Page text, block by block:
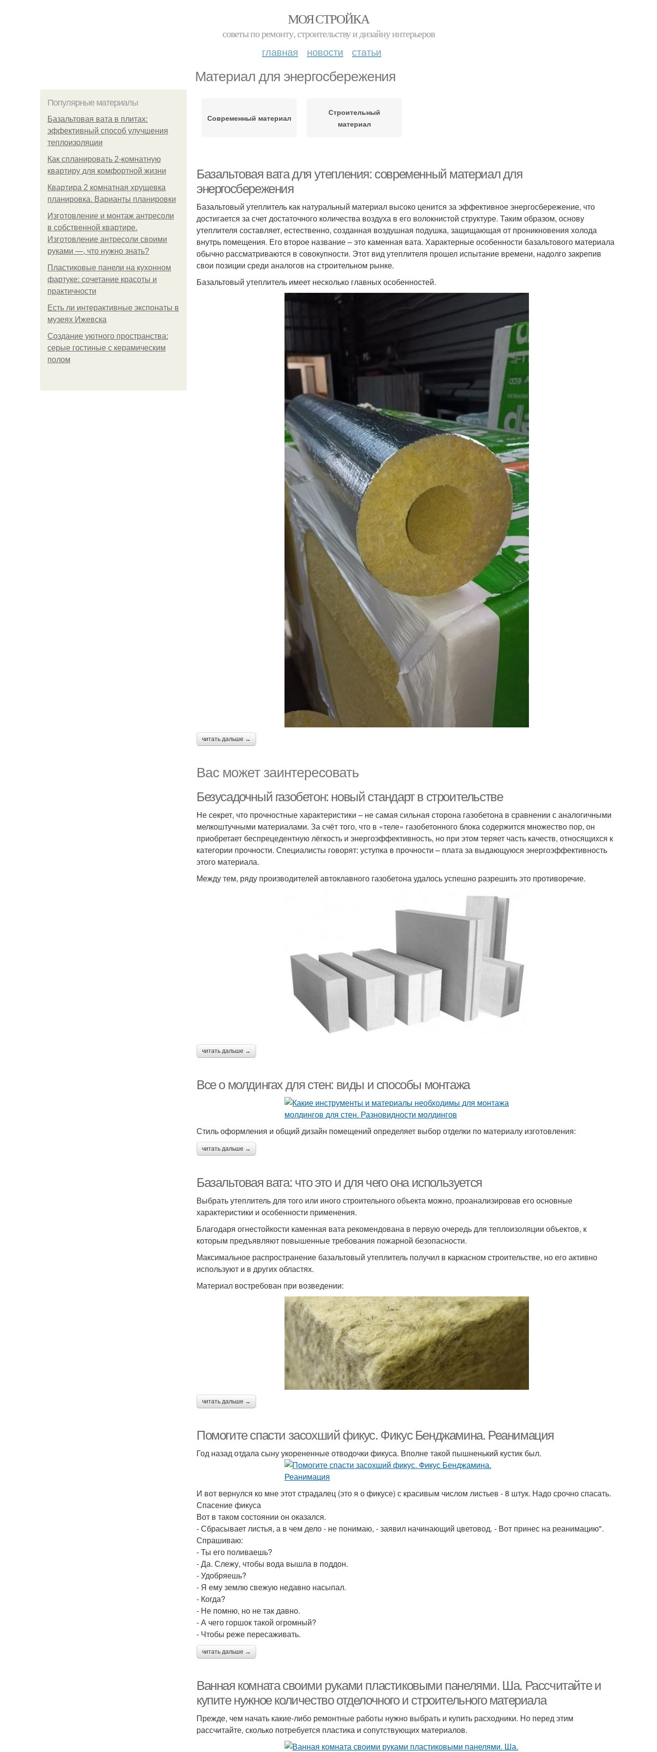
МОЯ СТРОЙКА
советы по ремонту, строительству и дизайну интерьеров
главная новости статьи
Материал для энергосбережения
Популярные материалы
Базальтовая вата в плитах:
эффективный способ улучшения
теплоизоляции
Как спланировать 2-комнатную
квартиру для комфортной жизни
Квартира 2 комнатная хрущевка
планировка. Варианты планировки
Изготовление и монтаж антресоли
в собственной квартире.
Изготовление антресоли своими
руками —, что нужно знать?
Пластиковые панели на кухонном
фартуке: сочетание красоты и
практичности
Есть ли интерактивные экспонаты в
музеях Ижевска
Создание уютного пространства:
серые гостиные с керамическим
полом
Современный материал
Строительный
материал
Базальтовая вата для утепления: современный материал для
энергосбережения
Базальтовый утеплитель как натуральный материал высоко ценится за эффективное энергосбережение, что
достигается за счет достаточного количества воздуха в его волокнистой структуре. Таким образом, основу
утеплителя составляет, естественно, созданная воздушная подушка, защищающая от проникновения холода
внутрь помещения. Его второе название – это каменная вата. Характерные особенности базальтового материала
обычно рассматриваются в совокупности. Этот вид утеплителя прошел испытание времени, надолго закрепив
свои позиции среди аналогов на строительном рынке.
Базальтовый утеплитель имеет несколько главных особенностей.
читать дальше →
Вас может заинтересовать
Безусадочный газобетон: новый стандарт в строительстве
Не секрет, что прочностные характеристики – не самая сильная сторона газобетона в сравнении с аналогичными
мелкоштучными материалами. За счёт того, что в «теле» газобетонного блока содержится множество пор, он
приобретает беспрецедентную лёгкость и энергоэффективность, но при этом теряет часть качеств, относящихся к
категории прочности. Специалисты говорят: уступка в прочности – плата за выдающуюся энергоэффективность
этого материала.
Между тем, ряду производителей автоклавного газобетона удалось успешно разрешить это противоречие.
читать дальше →
Все о молдингах для стен: виды и способы монтажа
Стиль оформления и общий дизайн помещений определяет выбор отделки по материалу изготовления:
читать дальше →
Базальтовая вата: что это и для чего она используется
Выбрать утеплитель для того или иного строительного объекта можно, проанализировав его основные
характеристики и особенности применения.
Благодаря огнестойкости каменная вата рекомендована в первую очередь для теплоизоляции объектов, к
которым предъявляют повышенные требования пожарной безопасности.
Максимальное распространение базальтовый утеплитель получил в каркасном строительстве, но его активно
используют и в других областях.
Материал востребован при возведении:
читать дальше →
Помогите спасти засохший фикус. Фикус Бенджамина. Реанимация
Год назад отдала сыну укорененные отводочки фикуса. Вполне такой пышненький кустик был.
И вот вернулся ко мне этот страдалец (это я о фикусе) с красивым числом листьев - 8 штук. Надо срочно спасать.
Спасение фикуса
Вот в таком состоянии он оказался.
- Сбрасывает листья, а в чем дело - не понимаю, - заявил начинающий цветовод. - Вот принес на реанимацию".
Спрашиваю:
- Ты его поливаешь?
- Да. Слежу, чтобы вода вышла в поддон.
- Удобряешь?
- Я ему землю свежую недавно насыпал.
- Когда?
- Не помню, но не так давно.
- А чего горшок такой огромный?
- Чтобы реже пересаживать.
читать дальше →
Ванная комната своими руками пластиковыми панелями. Ша. Рассчитайте и
купите нужное количество отделочного и строительного материала
Прежде, чем начать какие-либо ремонтные работы нужно выбрать и купить расходники. Но перед этим
рассчитайте, сколько потребуется пластика и сопутствующих материалов.